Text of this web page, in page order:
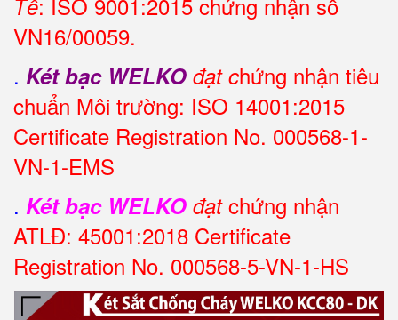
VN16/00059.
. Két bạc WELKO đạt chứng nhận tiêu
chuẩn Môi trường: ISO 14001:2015
Certificate Registration No. 000568-1-
VN-1-EMS
. Két bạc WELKO đạtchứng nhận
ATLĐ: 45001:2018 Certificate
Registration No. 000568-5-VN-1-HS